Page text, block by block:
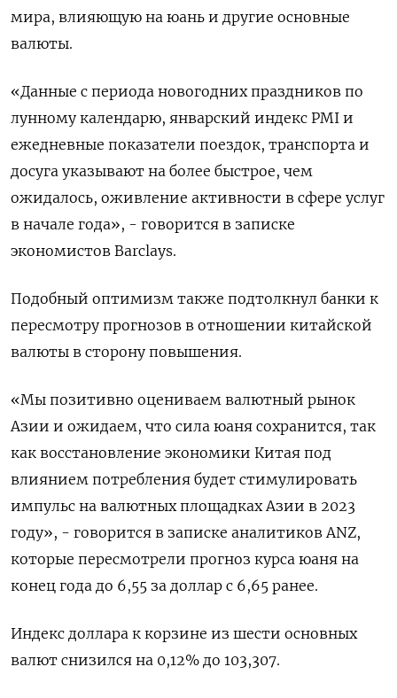
мира, влияющую на юань и другие основные
валюты.
«Данные с периода новогодних праздников по
лунному календарю, январский индекс PMI и
ежедневные показатели поездок, транспорта и
досуга указывают на более быстрое, чем
ожидалось, оживление активности в сфере услуг
в начале года», - говорится в записке
экономистов Barclays.
Подобный оптимизм также подтолкнул банки к
пересмотру прогнозов в отношении китайской
валюты в сторону повышения.
«Мы позитивно оцениваем валютный рынок
Азии и ожидаем, что сила юаня сохранится, так
как восстановление экономики Китая под
влиянием потребления будет стимулировать
импульс на валютных площадках Азии в 2023
году», - говорится в записке аналитиков ANZ,
которые пересмотрели прогноз курса юаня на
конец года до 6,55 за доллар с 6,65 ранее.
Индекс доллара к корзине из шести основных
валют снизился на 0,12% до 103,307​.